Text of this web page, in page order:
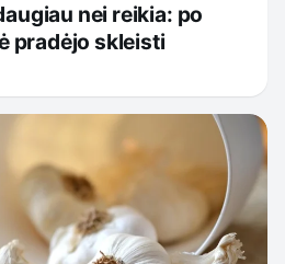
nei reikia: po
pradėjo skleisti